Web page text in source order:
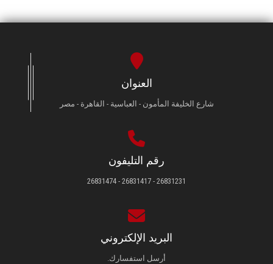
العنوان
شارع الخليفة المأمون - العباسية - القاهرة - مصر
رقم التليفون
26831231 - 26831417 - 26831474
البريد الإلكتروني
أرسل استفسارك.